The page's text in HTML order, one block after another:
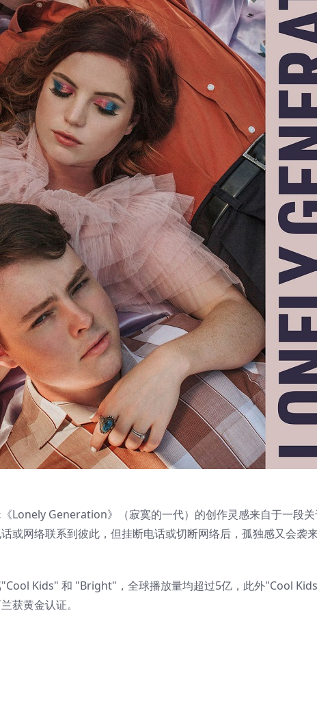
Lonely Generation》（寂寞的一代）的创作灵感来自于一段
或网络联系到彼此，但挂断电话或切断网络后，孤独感又会袭
Kids" 和 "Bright"，全球播放量均超过5亿，此外"Cool
获黄金认证。